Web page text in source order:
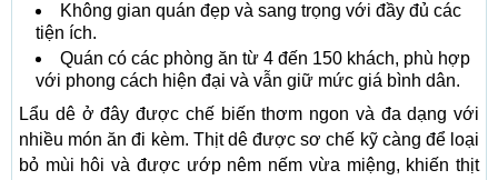
Không gian quán đẹp và sang trọng với đầy đủ các
tiện ích.
Quán có các phòng ăn từ 4 đến 150 khách, phù hợp
với phong cách hiện đại và vẫn giữ mức giá bình dân.
Lẩu dê ở đây được chế biến thơm ngon và đa dạng với
nhiều món ăn đi kèm. Thịt dê được sơ chế kỹ càng để loại
bỏ mùi hôi và được ướp nêm nếm vừa miệng, khiến thịt